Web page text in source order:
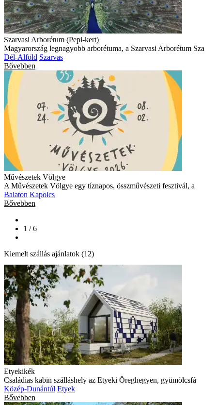
Szarvasi Arborétum (Pepi-kert)
Magyarország legnagyobb arborétuma, a Szarvasi Arborétum Sza
Dél-Alföld Szarvas
Bővebben
Művészetek Völgye
A Művészetek Völgye egy tíznapos, összművészeti fesztivál, a
Balaton Kapolcs
Bővebben
1 / 6
Kiemelt szállás ajánlatok (12)
Etyekikék
Családias kabin szálláshely az Etyeki Öreghegyen, gyümölcsfá
Közép-Dunántúl Etyek
Bővebben